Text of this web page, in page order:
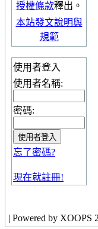
授權條款釋出。
本站發文說明與
規範
使用者登入
使用者名稱:
密碼:
忘了密碼?
現在就註冊!
| Powered by XOOPS